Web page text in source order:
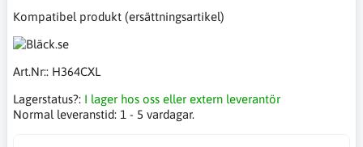
Kompatibel produkt (ersättningsartikel)
Art.Nr:: H364CXL
Lagerstatus?: I lager hos oss eller extern leverantör
Normal leveranstid: 1 - 5 vardagar.